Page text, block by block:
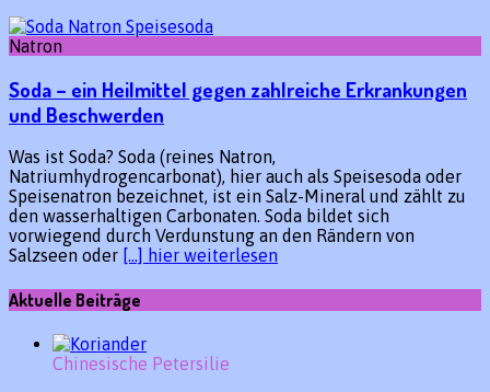
Natron
Soda – ein Heilmittel gegen zahlreiche Erkrankungen
und Beschwerden
Was ist Soda? Soda (reines Natron,
Natriumhydrogencarbonat), hier auch als Speisesoda oder
Speisenatron bezeichnet, ist ein Salz-Mineral und zählt zu
den wasserhaltigen Carbonaten. Soda bildet sich
vorwiegend durch Verdunstung an den Rändern von
Salzseen oder […] hier weiterlesen
Aktuelle Beiträge
Chinesische Petersilie